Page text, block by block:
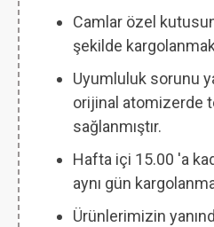
Camlar özel
şekilde
Uyumluluk sorunu
orijinal atomizerde
sağlanmıştır.
Hafta içi 15.00 'a
aynı gün
Ürünlerimizin